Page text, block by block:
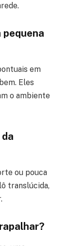
pequena
em
Eles
o ambiente
ou pouca
translúcida,